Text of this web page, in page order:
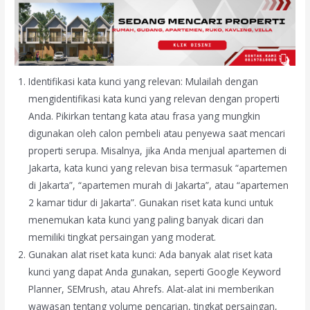
Identifikasi kata kunci yang relevan: Mulailah dengan
mengidentifikasi kata kunci yang relevan dengan properti
Anda. Pikirkan tentang kata atau frasa yang mungkin
digunakan oleh calon pembeli atau penyewa saat mencari
properti serupa. Misalnya, jika Anda menjual apartemen di
Jakarta, kata kunci yang relevan bisa termasuk “apartemen
di Jakarta”, “apartemen murah di Jakarta”, atau “apartemen
2 kamar tidur di Jakarta”. Gunakan riset kata kunci untuk
menemukan kata kunci yang paling banyak dicari dan
memiliki tingkat persaingan yang moderat.
Gunakan alat riset kata kunci: Ada banyak alat riset kata
kunci yang dapat Anda gunakan, seperti Google Keyword
Planner, SEMrush, atau Ahrefs. Alat-alat ini memberikan
wawasan tentang volume pencarian, tingkat persaingan,